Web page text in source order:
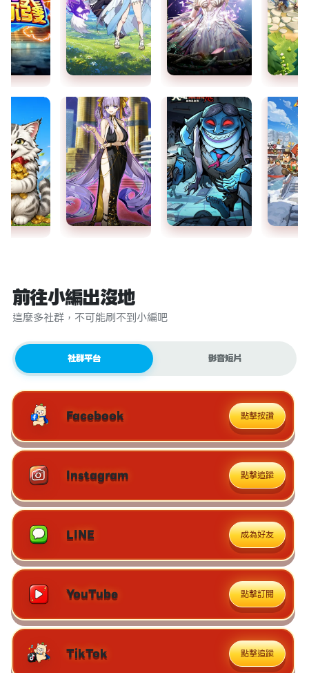
前往小編出沒地
這麼多社群，不可能刷不到小編吧
社群平台 影音短片
Facebook 點擊按讚
Instagram 點擊追蹤
LINE 成為好友
YouTube 點擊訂閱
TikTok 點擊追蹤